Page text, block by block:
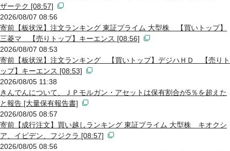
ザーテク [08:57]
2026/08/07 08:56
寄前【板状況】注文ランキング 東証プライム 大型株 【買いトップ】
三菱マ 【売りトップ】キーエンス [08:56]
2026/08/07 08:53
寄前【板状況】注文ランキング 【買いトップ】デジハＨＤ 【売りト
ップ】キーエンス [08:53]
2026/08/05 11:38
きんでんについて、ＪＰモルガン・アセットは保有割合が5％を超えた
と報告 [大量保有報告書]
2026/08/05 08:57
寄前【成行注文】買い越しランキング 東証プライム 大型株 キオクシ
ア、イビデン、フジクラ [08:57]
2026/08/05 08:56